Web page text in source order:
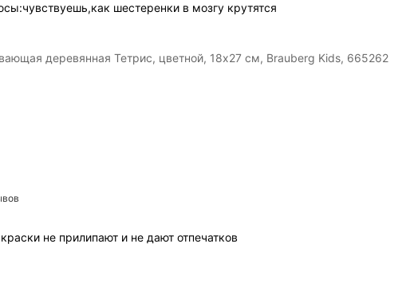
шестеренки в мозгу крутятся
деревянная Тетрис, цветной, 18х27 см, Brauberg Kids, 665262
не прилипают и не дают отпечатков